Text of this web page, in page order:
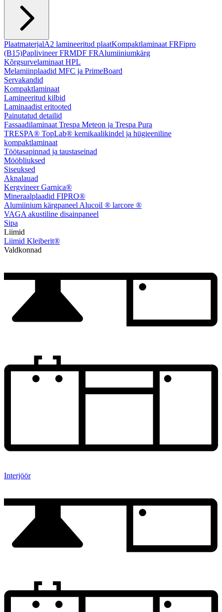
PlaatmaterjalA2 lamineeritud plaatKompaktlaminaat FRFipro
(B15)Paplivineer FRMDF FRAlumiiniumkärg
Kõrgsurvelaminaat HPL
Melamiinplaadid MFC ja PrimeBoard
Servakandid
Kompaktlaminaat
Lamineeritud kilbid
Laminaadist eritooted
Painutatud detailid
Fassaadilaminaat Trespa Meteon ja Trespa Pura
TRESPA® TopLab® kemikaalikindel ja hügieeniline
kompaktlaminaat
Töötasapinnad ja taustaseinad
Mööbliuksed
Siseuksed
Aknalauad
Kergvineer Garnica®
Mineraalplaadid FIPRO®
Alumiinium kärgpaneel Alucoil ® larcore ®
VAGA akustiline disainpaneel
Sipa
Liimid
Liimid Kleiberit®
Valdkonnad
Interjöör